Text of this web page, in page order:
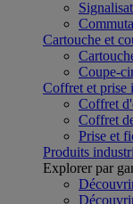
Cartouche et
Coupe-
Coffret et prise
Coffret
Coffret
Prise et
Produits
Explorer par